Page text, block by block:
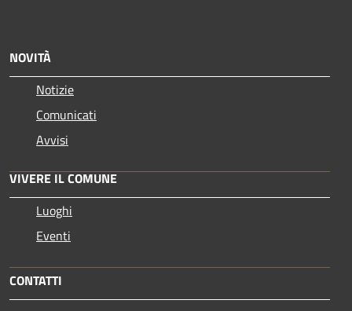
NOVITÀ
Notizie
Comunicati
Avvisi
VIVERE IL COMUNE
Luoghi
Eventi
CONTATTI